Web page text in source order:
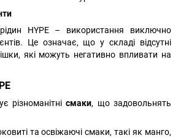
HYPE – використання виключно
Це означає, що у складі відсутні
які можуть негативно впливати на
різноманітнісмаки, що задовольнять
та освіжаючі смаки, такі як манго,